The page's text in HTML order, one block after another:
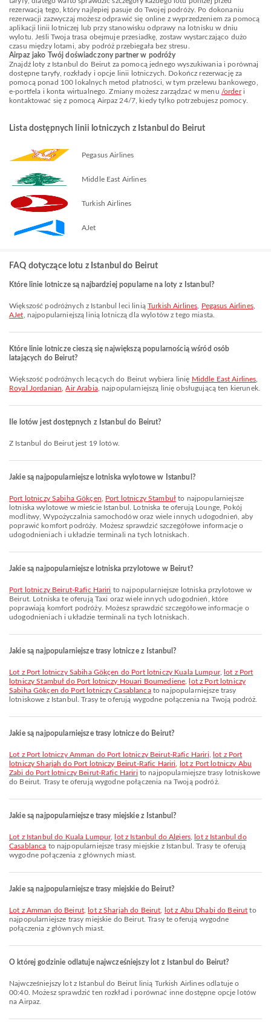
rezerwacją tego, który najlepiej pasuje do Twojej podróży. Po dokonaniu
rezerwacji zazwyczaj możesz odprawić się online z wyprzedzeniem za pomocą
aplikacji linii lotniczej lub przy stanowisku odprawy na lotnisku w dniu
wylotu. Jeśli Twoja trasa obejmuje przesiadkę, zostaw wystarczająco dużo
czasu między lotami, aby podróż przebiegała bez stresu.
Airpaz jako Twój doświadczony partner w podróży
Znajdź loty z Istanbul do Beirut za pomocą jednego wyszukiwania i porównaj
dostępne taryfy, rozkłady i opcje linii lotniczych. Dokończ rezerwację za
pomocą ponad 100 lokalnych metod płatności, w tym przelewu bankowego,
e-portfela i konta wirtualnego. Zmiany możesz zarządzać w menu /orderi
kontaktować się z pomocą Airpaz 24/7, kiedy tylko potrzebujesz pomocy.
Lista dostępnych linii lotniczych z Istanbul do Beirut
Pegasus Airlines
Middle East Airlines
Turkish Airlines
AJet
FAQ dotyczące lotu z Istanbul do Beirut
Które linie lotnicze są najbardziej popularne na loty z Istanbul?
Większość podróżnych z Istanbul leci liniąTurkish Airlines Pegasus Airlines,
AJet , najpopularniejszą linią lotniczą dla wylotów z tego miasta.
Które linie lotnicze cieszą się największą popularnością wśród osób
latających do Beirut?
Większość podróżnych lecących do Beirut wybiera linię Middle East Airlines
Royal Jordanian ,Air Arabia, najpopularniejszą linię obsługującą ten kierunek.
Ile lotów jest dostępnych z Istanbul do Beirut?
Z Istanbul do Beirut jest 19 lotów.
Jakie są najpopularniejsze lotniska wylotowe w Istanbul?
Port lotniczy Sabiha Gökçen Port lotniczy Stambuł to najpopularniejsze
lotniska wylotowe w mieście Istanbul. Lotniska te oferują Lounge, Pokój
modlitwy, Wypożyczalnia samochodów oraz wiele innych udogodnień, aby
poprawić komfort podróży. Możesz sprawdzić szczegółowe informacje o
udogodnieniach i układzie terminali na tych lotniskach.
Jakie są najpopularniejsze lotniska przylotowe w Beirut?
Port lotniczy Beirut-Rafic Hariri to najpopularniejsze lotniska przylotowe w
Beirut. Lotniska te oferują Taxi oraz wiele innych udogodnień, które
poprawiają komfort podróży. Możesz sprawdzić szczegółowe informacje o
udogodnieniach i układzie terminali na tych lotniskach.
Jakie są najpopularniejsze trasy lotnicze z Istanbul?
lot z Port lotniczy Sabiha Gökçen do Port lotniczy Kuala Lumpur,
lot z Port
lotniczy Stambuł do Port lotniczy Houari Boumediene
lot z Port lotniczy
Sabiha Gökçen do Port lotniczy Casablancato najpopularniejsze trasy
lotniskowe z Istanbul. Trasy te oferują wygodne połączenia na Twoją podróż.
Jakie są najpopularniejsze trasy lotnicze do Beirut?
lot z Port lotniczy Amman do Port lotniczy Beirut-Rafic Hariri
lot z Port
lotniczy Sharjah do Port lotniczy Beirut-Rafic Hariri
lot z Port lotniczy Abu
Zabi do Port lotniczy Beirut-Rafic Hariri to najpopularniejsze trasy lotniskowe
do Beirut. Trasy te oferują wygodne połączenia na Twoją podróż.
Jakie są najpopularniejsze trasy miejskie z Istanbul?
lot z Istanbul do Kuala Lumpur, lot z Istanbul do Algiers,
lot z Istanbul do
Casablanca to najpopularniejsze trasy miejskie z Istanbul. Trasy te oferują
wygodne połączenia z głównych miast.
Jakie są najpopularniejsze trasy miejskie do Beirut?
lot z Amman do Beirut, lot z Sharjah do Beirut lot z Abu Dhabi do Beirut to
najpopularniejsze trasy miejskie do Beirut. Trasy te oferują wygodne
połączenia z głównych miast.
O której godzinie odlatuje najwcześniejszy lot z Istanbul do Beirut?
Najwcześniejszy lot z Istanbul do Beirut linią Turkish Airlines odlatuje o
00:40. Możesz sprawdzić ten rozkład i porównać inne dostępne opcje lotów
na Airpaz.